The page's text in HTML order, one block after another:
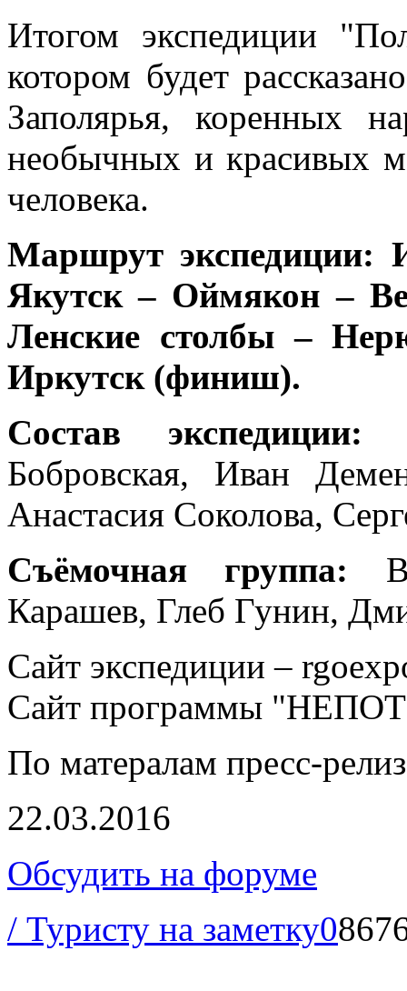
Итогом экспедиции
котором будет
Заполярья, коренных
необычных и красивых
человека.
Маршрут экспедиции:
Якутск – Оймякон –
Ленские столбы –
Иркутск (финиш).
Состав экспедиции:
Бобровская, Иван
Анастасия Соколова,
Съёмочная группа:
Карашев, Глеб Гунин,
Сайт экспедиции –
Cайт программы
По матералам пресс-
22.03.2016
Обсудить на форуме
/ Туристу на заметку0